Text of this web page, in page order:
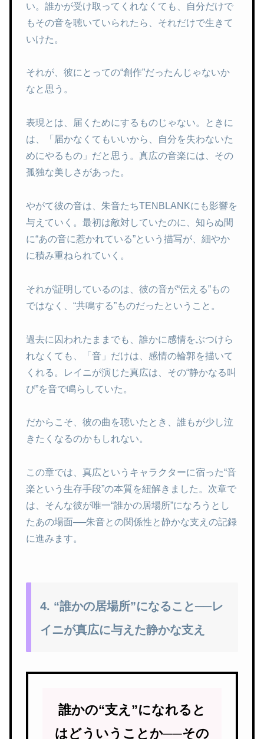
い。誰かが受け取ってくれなくても、自分だけで
もその音を聴いていられたら、それだけで生きて
いけた。
それが、彼にとっての“創作”だったんじゃないか
なと思う。
表現とは、届くためにするものじゃない。ときに
は、「届かなくてもいいから、自分を失わないた
めにやるもの」だと思う。真広の音楽には、その
孤独な美しさがあった。
やがて彼の音は、朱音たちTENBLANKにも影響を
与えていく。最初は敵対していたのに、知らぬ間
に“あの音に惹かれている”という描写が、細やか
に積み重ねられていく。
それが証明しているのは、彼の音が“伝える”もの
ではなく、“共鳴する”ものだったということ。
過去に囚われたままでも、誰かに感情をぶつけら
れなくても、「音」だけは、感情の輪郭を描いて
くれる。レイニが演じた真広は、その“静かなる叫
び”を音で鳴らしていた。
だからこそ、彼の曲を聴いたとき、誰もが少し泣
きたくなるのかもしれない。
この章では、真広というキャラクターに宿った“音
楽という生存手段”の本質を紐解きました。次章で
は、そんな彼が唯一“誰かの居場所”になろうとし
たあの場面──朱音との関係性と静かな支えの記録
に進みます。
4. “誰かの居場所”になること──レ
イニが真広に与えた静かな支え
誰かの“支え”になれると
はどういうことか──その